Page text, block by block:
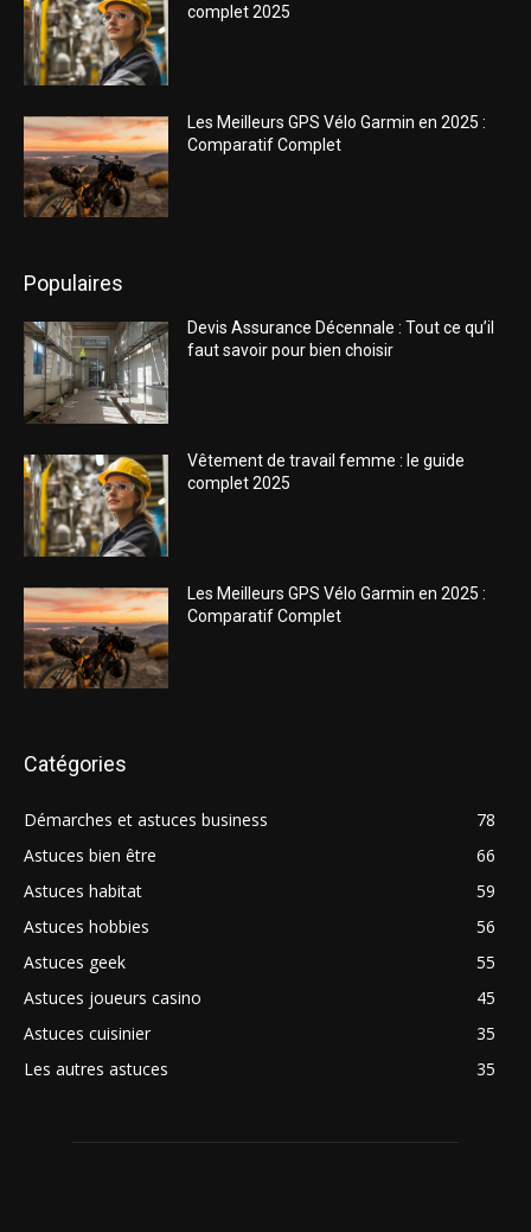
complet 2025
Les Meilleurs GPS Vélo Garmin en 2025 :
Comparatif Complet
Populaires
Devis Assurance Décennale : Tout ce qu’il
faut savoir pour bien choisir
Vêtement de travail femme : le guide
complet 2025
Les Meilleurs GPS Vélo Garmin en 2025 :
Comparatif Complet
Catégories
Démarches et astuces business
78
Astuces bien être
66
Astuces habitat
59
Astuces hobbies
56
Astuces geek
55
Astuces joueurs casino
45
Astuces cuisinier
35
Les autres astuces
35